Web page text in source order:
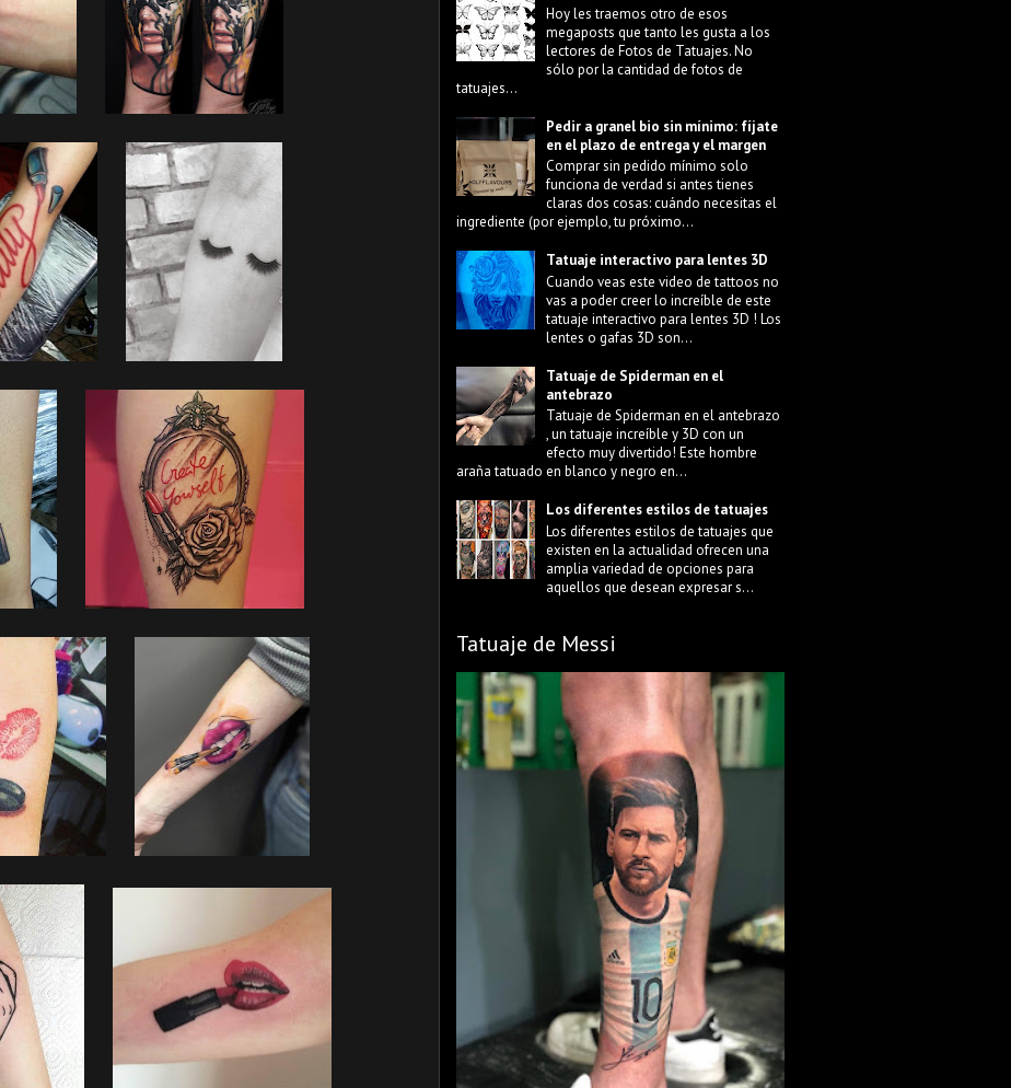
Hoy les traemos otro de esos
megaposts que tanto les gusta a los
lectores de Fotos de Tatuajes. No
sólo por la cantidad de fotos de
tatuajes...
Pedir a granel bio sin mínimo: fíjate
en el plazo de entrega y el margen
Comprar sin pedido mínimo solo
funciona de verdad si antes tienes
claras dos cosas: cuándo necesitas el
ingrediente (por ejemplo, tu próximo...
Tatuaje interactivo para lentes 3D
Cuando veas este video de tattoos no
vas a poder creer lo increíble de este
tatuaje interactivo para lentes 3D ! Los
lentes o gafas 3D son...
Tatuaje de Spiderman en el
antebrazo
Tatuaje de Spiderman en el antebrazo
, un tatuaje increíble y 3D con un
efecto muy divertido! Este hombre
araña tatuado en blanco y negro en...
Los diferentes estilos de tatuajes
Los diferentes estilos de tatuajes que
existen en la actualidad ofrecen una
amplia variedad de opciones para
aquellos que desean expresar s...
Tatuaje de Messi